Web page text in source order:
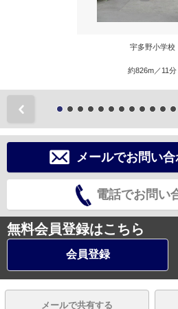
宇多野小学校
約826m／11分
メールでお問い
電話でお問い
無料会員登録はこちら
会員登録
メールで共有する